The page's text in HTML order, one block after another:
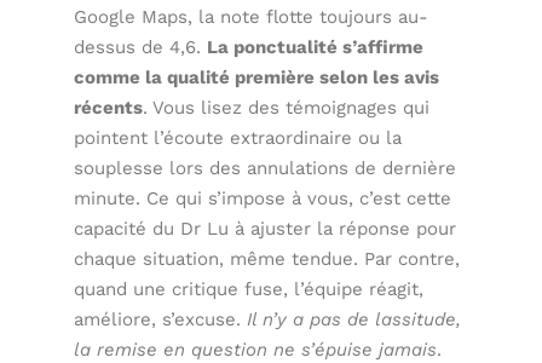
Google Maps, la note flotte toujours au-
dessus de 4,6. La ponctualité s’affirme
comme la qualité première selon les avis
récents. Vous lisez des témoignages qui
pointent l’écoute extraordinaire ou la
souplesse lors des annulations de dernière
minute. Ce qui s’impose à vous, c’est cette
capacité du Dr Lu à ajuster la réponse pour
chaque situation, même tendue. Par contre,
quand une critique fuse, l’équipe réagit,
améliore, s’excuse.Il n’y a pas de lassitude,
la remise en question ne s’épuise jamais.